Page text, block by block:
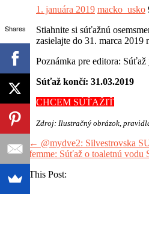
Shares
1. januára 2019 macko_usko
Stiahnite si súťažnú
zasielajte do 31. marca 2019
Poznámka pre editora: Súťaž
Súťaž končí: 31.03.2019
CHCEM SÚŤAŽIŤ
Zdroj: Ilustračný obrázok,
← @mydve2: Silvestrovska
femme: Súťaž o toaletnú vodu
Share This Post: